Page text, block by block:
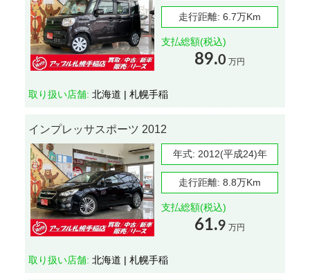
走行距離: 6.7万Km
支払総額(税込)
89.0 万円
取り扱い店舗: 北海道 | 札幌手稲
インプレッサスポーツ 2012
年式: 2012(平成24)年
走行距離: 8.8万Km
支払総額(税込)
61.9 万円
取り扱い店舗: 北海道 | 札幌手稲